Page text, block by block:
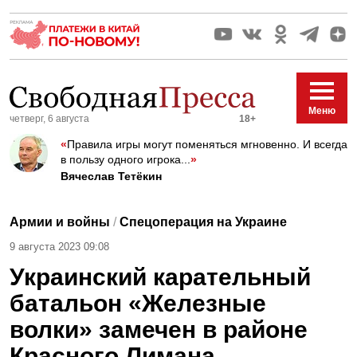
18+
четверг, 6 августа
Меню
«Правила игры могут поменяться мгновенно. И всегда
в пользу одного игрока... »
Вячеслав Тетёкин
Армии и войны /Спецоперация на Украине
9 августа 2023 09:08
Украинский карательный
батальон «Железные
волки» замечен в районе